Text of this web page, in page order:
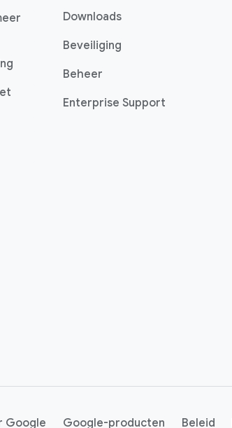
Downloads
Beveiliging
Beheer
Enterprise Support
Google Google-producten Beleid